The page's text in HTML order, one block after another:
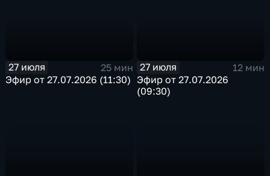
27 июля
25 мин
Эфир от 27.07.2026 (11:30)
27 июля
12 мин
Эфир от 27.07.2026
(09:30)